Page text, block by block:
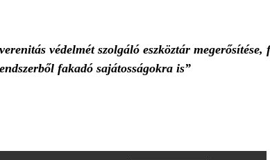
védelmét szolgáló eszköztár
fakadó sajátosságokra is”